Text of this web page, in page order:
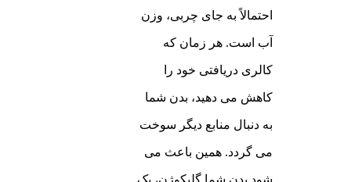
احتمالاً به جای چربی، وزن
آب است. هر زمان که
کالری دریافتی خود را
کاهش می دهید، بدن شما
به دنبال منابع دیگر سوخت
می گردد. همین باعث می
شود بدن شما گلیکوژن، یک